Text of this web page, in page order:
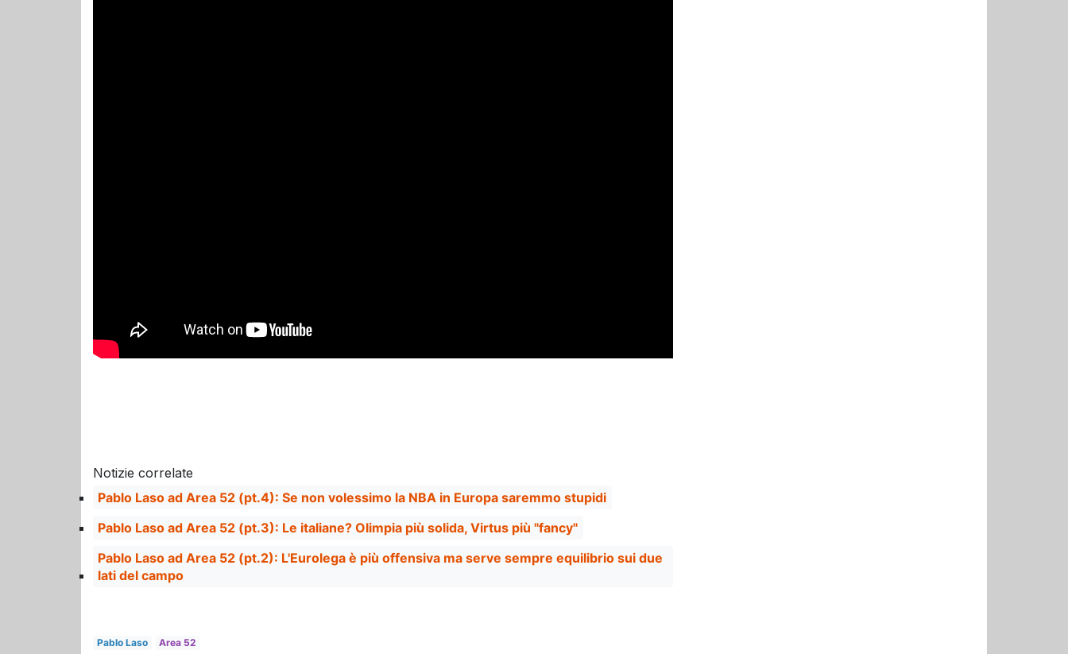
Notizie correlate
Pablo Laso ad Area 52 (pt.4): Se non volessimo la NBA in Europa saremmo stupidi
Pablo Laso ad Area 52 (pt.3): Le italiane? Olimpia più solida, Virtus più "fancy"
Pablo Laso ad Area 52 (pt.2): L'Eurolega è più offensiva ma serve sempre equilibrio sui due
lati del campo
Pablo Laso Area 52